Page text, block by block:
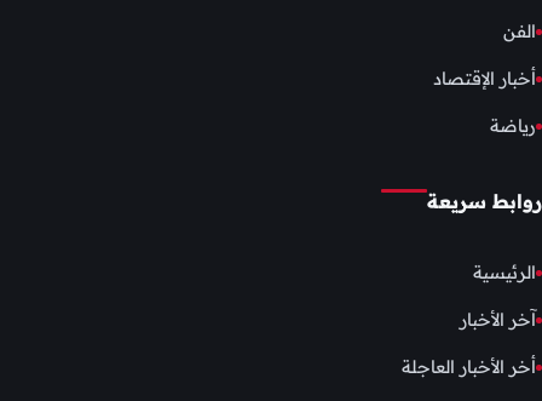
الفن
أخبار الإقتصاد
رياضة
روابط سريعة
الرئيسية
آخر الأخبار
أخر الأخبار العاجلة